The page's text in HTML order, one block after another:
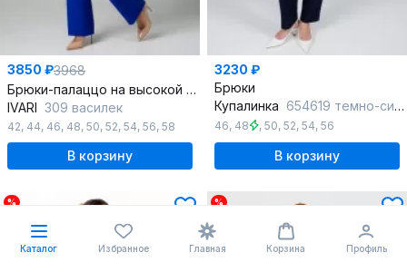
3850 ₽3968
Брюки-палаццо на высокой посадке со стрелками
IVARI 309 василек
42, 44, 46, 48, 50, 52, 54, 56, 58
В корзину
3230 ₽
Брюки
Купалинка 654619 темно-синий
46, 48 , 50, 52, 54, 56
В корзину
% %
Каталог Избранное Главная Корзина Профиль